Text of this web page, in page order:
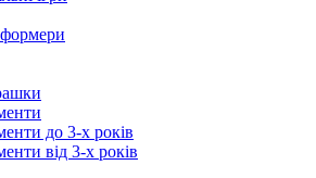
до 3-х років
від 3-х років